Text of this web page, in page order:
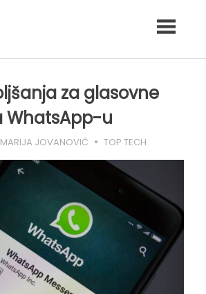
za glasovne
WhatsApp-u
MARIJA JOVANOVIĆ TOP TECH